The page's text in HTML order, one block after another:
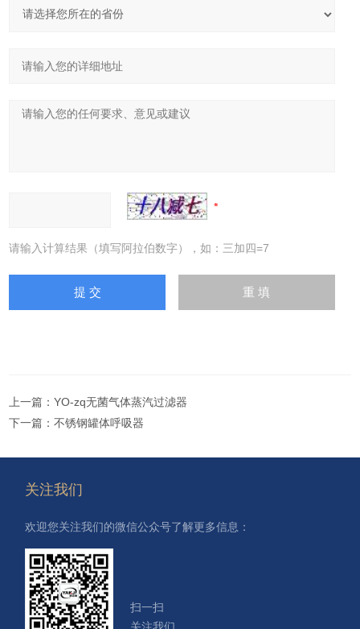
请输入计算结果（填写阿拉伯数字），如：三加四=7
上一篇：YO-zq无菌气体蒸汽过滤器
下一篇：不锈钢罐体呼吸器
关注我们
欢迎您关注我们的微信公众号了解更多信息：
扫一扫